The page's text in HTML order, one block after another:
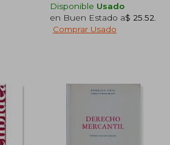
Disponible Usado
en Buen Estado a$ 25.52
Comprar Usado